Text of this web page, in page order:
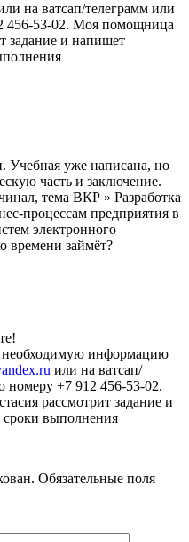
на ватсап/телеграмм или
456-53-02. Моя помощница
задание и напишет
Учебная уже написана, но
часть и заключение.
тема ВКР » Разработка
процессам предприятия в
электронного
времени займёт?
информацию
или на ватсап/
номеру +7 912 456-53-02.
рассмотрит задание и
выполнения
Обязательные поля